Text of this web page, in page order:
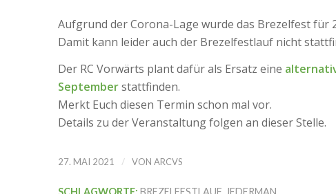
Aufgrund der Corona-Lage wurde das Brezelfest für
Damit kann leider auch der Brezelfestlauf nicht
Der RC Vorwärts plant dafür als Ersatz eine
Septemberstattfinden.
Merkt Euch diesen Termin schon mal vor.
Details zu der Veranstaltung folgen an dieser Stelle.
27. MAI 2021 / VON ARCVS
SCHLAGWORTE: BREZELFESTLAUF, JEDERMAN